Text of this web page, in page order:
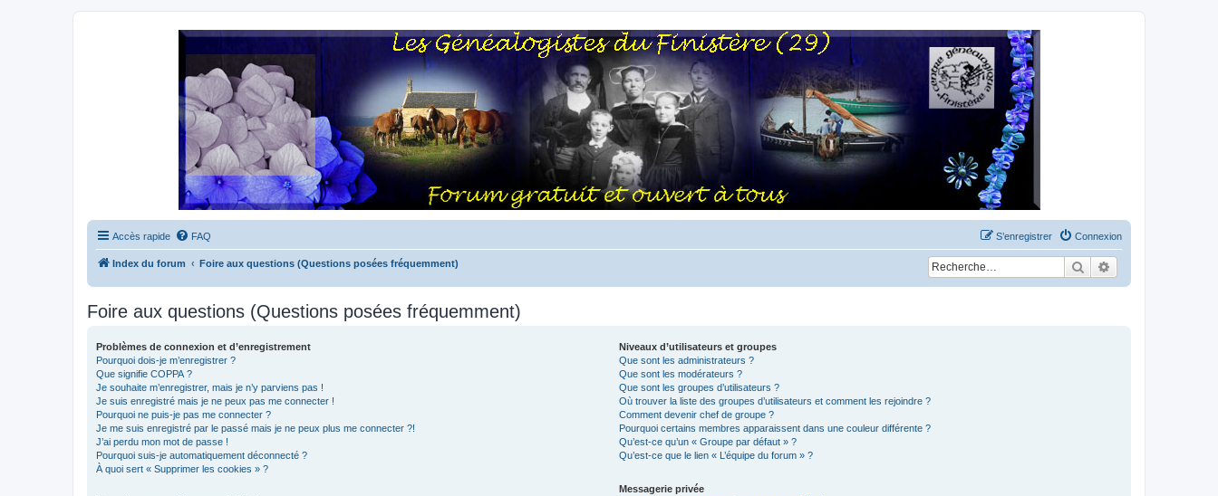
Accès rapide FAQ Connexion
S’enregistrer
Index du forum Foire aux questions (Questions posées fréquemment) Rechercher
Foire aux questions (Questions posées fréquemment)
Problèmes de connexion et d’enregistrement
Pourquoi dois-je m’enregistrer ?
Que signifie COPPA ?
Je souhaite m’enregistrer, mais je n’y parviens pas !
Je suis enregistré mais je ne peux pas me connecter !
Pourquoi ne puis-je pas me connecter ?
Je me suis enregistré par le passé mais je ne peux plus me connecter ?!
J’ai perdu mon mot de passe !
Pourquoi suis-je automatiquement déconnecté ?
À quoi sert « Supprimer les cookies » ?
Niveaux d’utilisateurs et groupes
Que sont les administrateurs ?
Que sont les modérateurs ?
Que sont les groupes d’utilisateurs ?
Où trouver la liste des groupes d’utilisateurs et comment les rejoindre ?
Comment devenir chef de groupe ?
Pourquoi certains membres apparaissent dans une couleur différente ?
Qu’est-ce qu’un « Groupe par défaut » ?
Qu’est-ce que le lien « L’équipe du forum » ?
Messagerie privée